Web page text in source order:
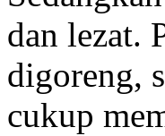
dan lezat.
digoreng,
cukup